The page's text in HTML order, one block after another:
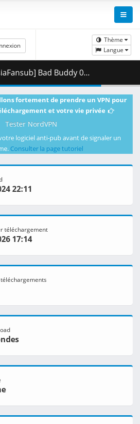
Thème
Langue
Buddy 01 vostfr.mp4 ( 1.60 GB )
fortement de prendre un VPN pour
et votre vie privée
Tester NordVPN
logiciel anti-pub avant de signaler un
Consulter la page tutoriel
22:11
téléchargement
17:14